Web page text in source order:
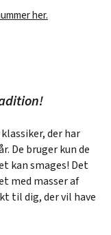
her.
der har
De bruger kun de
kan smages! Det
med masser af
til dig, der vil have